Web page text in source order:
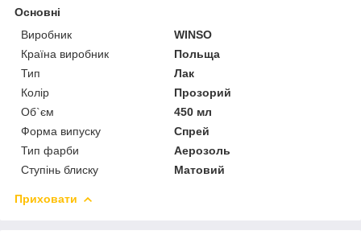
Основні
Виробник
WINSO
Країна виробник
Польща
Тип
Лак
Колір
Прозорий
Об`єм
450 мл
Форма випуску
Спрей
Тип фарби
Аерозоль
Ступінь блиску
Матовий
Приховати